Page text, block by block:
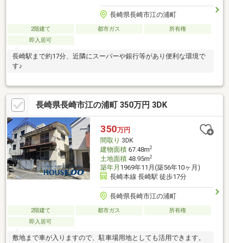
長崎県長崎市江の浦町
2階建て 都市ガス
所有権
即入居可
長崎駅まで約17分、近隣にスーパーや銀行等があり便利な環境で
す♪
長崎県長崎市江の浦町 350万円 3DK
350万円
間取り 3DK
建物面積67.48m2
土地面積48.95m2
築年月 1969年11月(築56年10ヶ月)
長崎本線 長崎駅 徒歩17分
長崎県長崎市江の浦町
2階建て 都市ガス
所有権
即入居可
敷地まで車が入りますので、駐車場用地としても活用できます。